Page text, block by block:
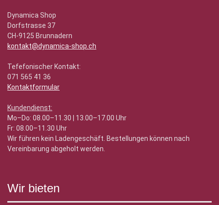
Dynamica Shop
Dorfstrasse 37
CH-9125 Brunnadern
kontakt@dynamica-shop.ch
Tefefonischer Kontakt:
071 565 41 36
Kontaktformular
Kundendienst:
Mo–Do: 08.00–11.30 | 13.00–17.00 Uhr
Fr: 08.00–11.30 Uhr
Wir führen kein Ladengeschäft. Bestellungen können nach
Vereinbarung abgeholt werden.
Wir bieten